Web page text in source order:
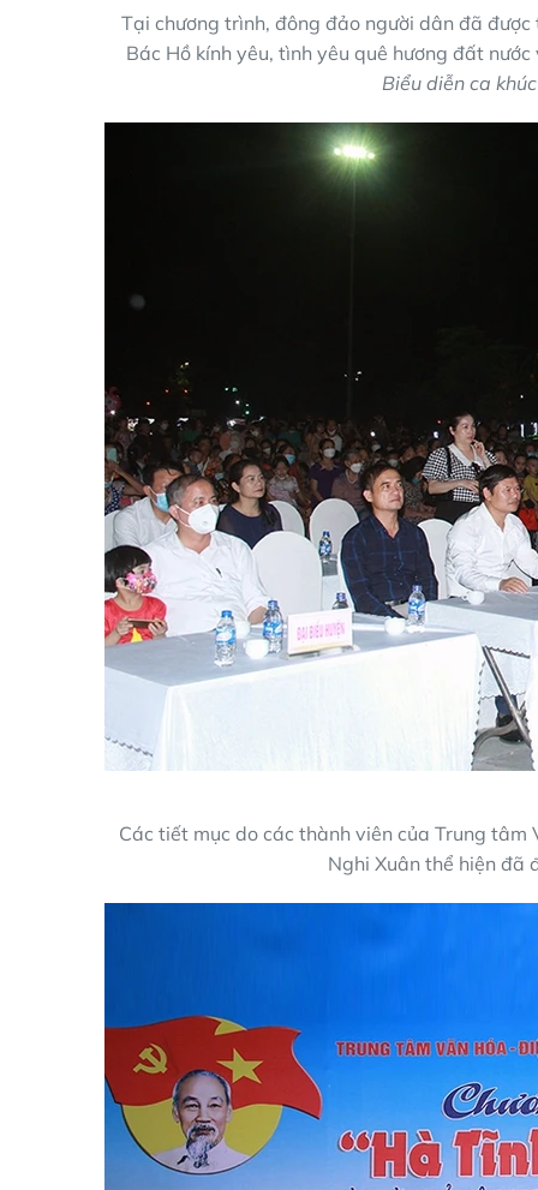
Tại chương trình, đông đảo người dân đã
Bác Hồ kính yêu, tình yêu quê hương đất
Biểu diễn ca
Các tiết mục do các thành viên của Trung
Nghi Xuân thể hiện đã